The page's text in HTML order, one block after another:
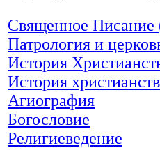
Священное Писание
Патрология и
История
История
Агиография
Богословие
Религиеведение